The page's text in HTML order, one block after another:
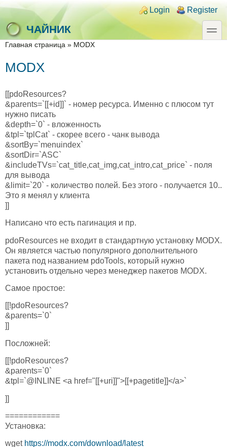
Skip to main content
Skip to search
Login links
Login Register
ЧАЙНИК
toggle
You are here
Главная страница » MODX
MODX
[[pdoResources?
&parents=`[[+id]]` - номер ресурса. Именно с плюсом тут
нужно писать
&depth=`0` - вложенность
&tpl=`tplCat` - скорее всего - чанк вывода
&sortBy=`menuindex`
&sortDir=`ASC`
&includeTVs=`cat_title,cat_img,cat_intro,cat_price` - поля
для вывода
&limit=`20` - количество полей. Без этого - получается 10..
Это я менял у клиента
]]
Написано что есть пагинация и пр.
pdoResources не входит в стандартную установку MODX.
Он является частью популярного дополнительного
пакета под названием pdoTools, который нужно
установить отдельно через менеджер пакетов MODX.
Самое простое:
[[!pdoResources?
&parents=`0`
]]
Посложней:
[[!pdoResources?
&parents=`0`
&tpl=`@INLINE <a href="[[+uri]]">[[+pagetitle]]</a>`
]]
============
Установка:
wget https://modx.com/download/latest